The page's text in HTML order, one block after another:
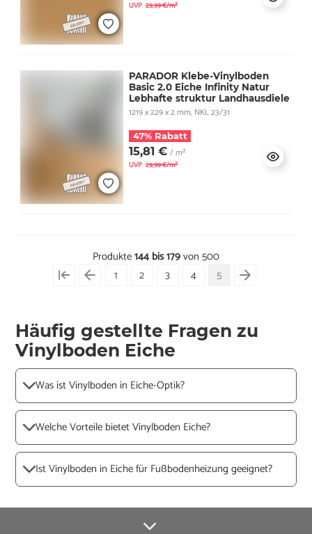
UVP 29,99 €/m²
PARADOR Klebe-Vinylboden
Basic 2.0 Eiche Infinity Natur
Lebhafte struktur Landhausdiele
1219 x 229 x 2 mm, NKL 23/31
47% Rabatt
15,81 € / m²
UVP 29,99 €/m²
Produkte144 bis 179von 500
1
2 3 4 5
Häufig gestellte Fragen zu
Vinylboden Eiche
Was ist Vinylboden in Eiche-Optik?
Welche Vorteile bietet Vinylboden Eiche?
Ist Vinylboden in Eiche für Fußbodenheizung geeignet?